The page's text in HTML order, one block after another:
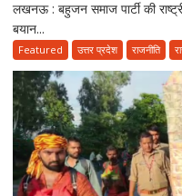
लखनऊ : बहुजन समाज पार्टी की
बयान...
Featured उत्तर प्रदेश राजनीति